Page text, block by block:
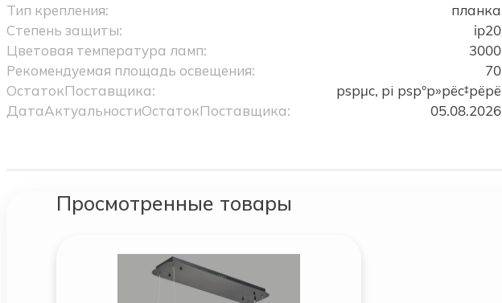
Тип крепления:
планка
Степень защиты:
ip20
Цветовая температура ламп:
3000
Рекомендуемая площадь освещения:
70
ОстатокПоставщика:
рѕрµс‚ рі рѕр°р»рёс‡рёрё
ДатаАктуальностиОстатокПоставщика:
05.08.2026
Просмотренные товары